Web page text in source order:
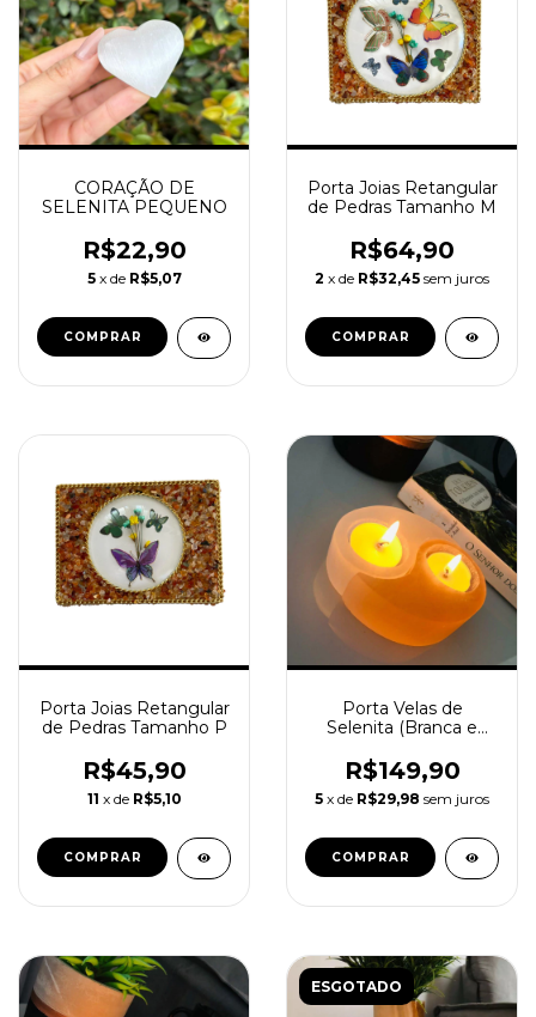
CORAÇÃO DE
SELENITA PEQUENO
R$22,90
5 x de R$5,07
Porta Joias Retangular
de Pedras Tamanho M
R$64,90
2 x de R$32,45 sem juros
COMPRAR
Porta Joias Retangular
de Pedras Tamanho P
R$45,90
11 x de R$5,10
COMPRAR
Porta Velas de
Selenita (Branca e
Yang
R$149,90
5 x de R$29,98 sem juros
ESGOTADO